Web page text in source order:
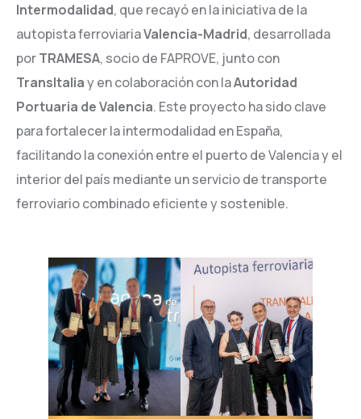
Intermodalidad, que recayó en la iniciativa de la
autopista ferroviariaValencia-Madrid, desarrollada
porTRAMESA, socio de FAPROVE, junto con
TransItaliay en colaboración con laAutoridad
Portuaria de Valencia. Este proyecto ha sido clave
para fortalecer la intermodalidad en España,
facilitando la conexión entre el puerto de Valencia y el
interior del país mediante un servicio de transporte
ferroviario combinado eficiente y sostenible.